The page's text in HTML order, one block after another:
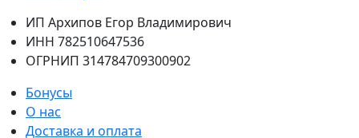
ИП Архипов Егор Владимирович
ИНН 782510647536
ОГРНИП 314784709300902
Бонусы
О нас
Доставка и оплата